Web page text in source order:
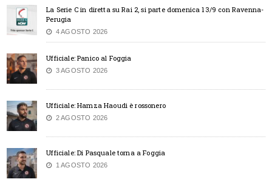
La Serie C in diretta su Rai 2, si parte domenica 13/9 con Ravenna-
Perugia
4 AGOSTO 2026
Ufficiale: Panico al Foggia
3 AGOSTO 2026
Ufficiale: Hamza Haoudi è rossonero
2 AGOSTO 2026
Ufficiale: Di Pasquale torna a Foggia
1 AGOSTO 2026